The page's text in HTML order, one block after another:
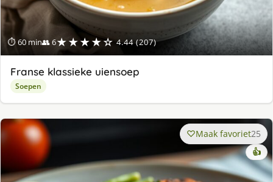
⏱ 60 min👥 6★★★★☆ 4.44 (207)
Franse klassieke uiensoep
Soepen
Maak favoriet25
👍